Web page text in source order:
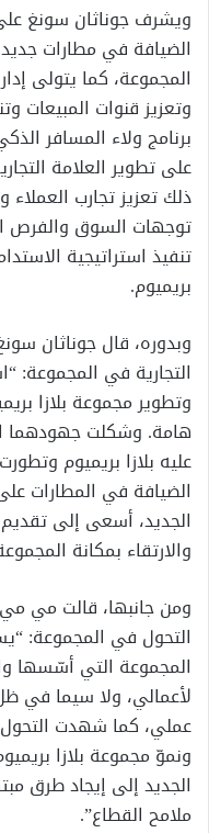
ويشرف جوناثان سونغ
الضيافة في مطارات
المجموعة، كما يتولى
وتعزيز قنوات المبيعات
برنامج ولاء المسافر
على تطوير العلامة
ذلك تعزيز تجارب
توجهات السوق والفرص
تنفيذ استراتيجية
بريميوم.
وبدوره، قال جوناثان
التجارية في
وتطوير مجموعة بلازا
هامة. وشكلت جهودهما
عليه بلازا بريميوم
الضيافة في المطارات
الجديد، أسعى إلى
والارتقاء بمكانة
ومن جانبها، قالت مي
التحول في المجموعة:
المجموعة التي أسّسها
لأعمالي، ولا سيما في
عملي، كما شهدت التحول
ونموّ مجموعة بلازا
الجديد إلى إيجاد طرق
ملامح القطاع”.